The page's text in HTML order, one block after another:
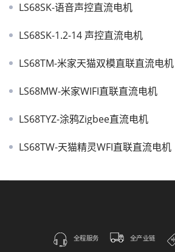
LS68SK-语音声控直流电机
LS68SK-1.2-14 声控直流电机
LS68TM-米家天猫双模直联直流电机
LS68MW-米家WIFI直联直流电机
LS68TYZ-涂鸦Zigbee直流电机
LS68TW-天猫精灵WFI直联直流电机
全程服务 全产业链